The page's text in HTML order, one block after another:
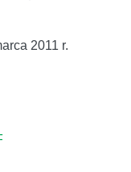
2011 r.